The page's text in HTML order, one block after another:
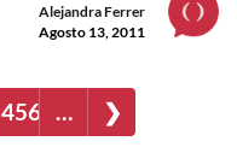
Alejandra Ferrer
Agosto 13, 2011
456 … ❯